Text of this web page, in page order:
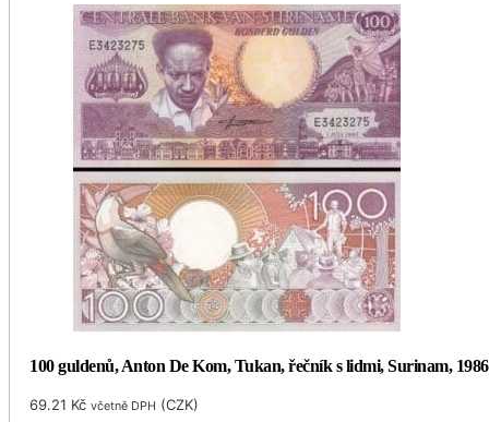
100 guldenů, Anton De Kom, Tukan, řečník s lidmi, Surinam, 1986
69.21 Kč včetně DPH (CZK)